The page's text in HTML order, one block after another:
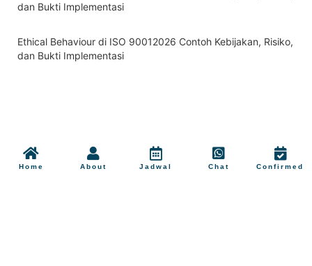
dan Bukti Implementasi
Ethical Behaviour di ISO 90012026 Contoh Kebijakan, Risiko,
dan Bukti Implementasi
Home About Jadwal Chat Confirmed